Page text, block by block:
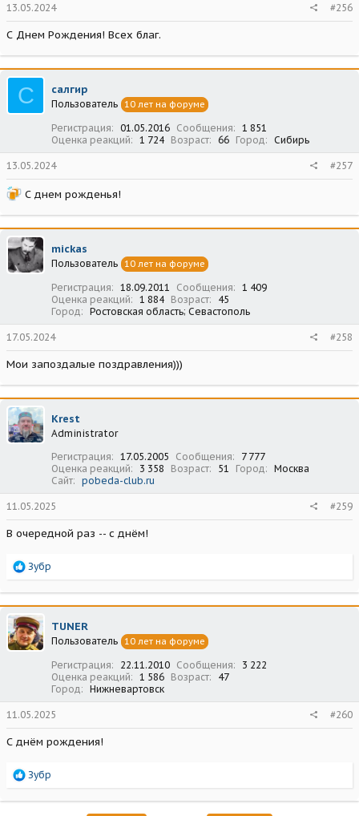
13.05.2024 #256
С Днем Рождения! Всех благ.
С салгир
Пользователь 10 лет на форуме
Регистрация 01.05.2016 Сообщения
1 851
Оценка реакций
1 724 Возраст 66 Город Сибирь
13.05.2024 #257
С днем рожденья!
mickas
Пользователь 10 лет на форуме
Регистрация 18.09.2011 Сообщения
1 409
Оценка реакций
1 884 Возраст
45
Город
Ростовская область; Севастополь
17.05.2024 #258
Мои запоздалые поздравления)))
Krest
Administrator
Регистрация
17.05.2005 Сообщения
7 777
Оценка реакций
3 358 Возраст 51 Город
Москва
Сайт
pobeda-club.ru
11.05.2025 #259
В очередной раз -- с днём!
Р
а
к
ц
и
и
Зубр
TUNER
Пользователь 10 лет на форуме
Регистрация 22.11.2010 Сообщения
3 222
Оценка реакций
1 586 Возраст
47
Город
Нижневартовск
11.05.2025 #260
С днём рождения!
Р
а
Зубр